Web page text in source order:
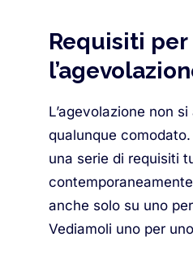
Requisiti
L’agevolazione non
qualunque
una serie di requisiti
anche solo su uno
Vediamoli uno per